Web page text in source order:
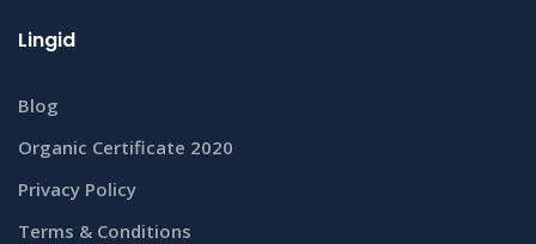
Lingid
Blog
Organic Certificate 2020
Privacy Policy
Terms & Conditions